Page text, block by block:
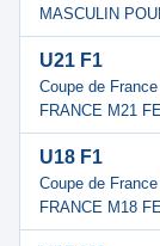
MASCULIN
U21 F1
Coupe de
FRANCE M21
U18 F1
Coupe de
FRANCE M18